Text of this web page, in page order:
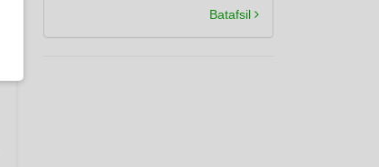
«Baxshiyona» (1989), «G’aroyib
Batafsil